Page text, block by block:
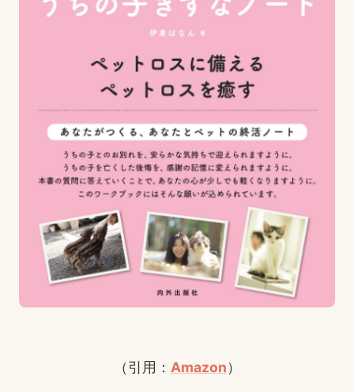
（引用： Amazon）